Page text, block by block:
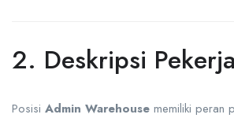
2. Deskripsi
Posisi Admin Warehouse memiliki peran